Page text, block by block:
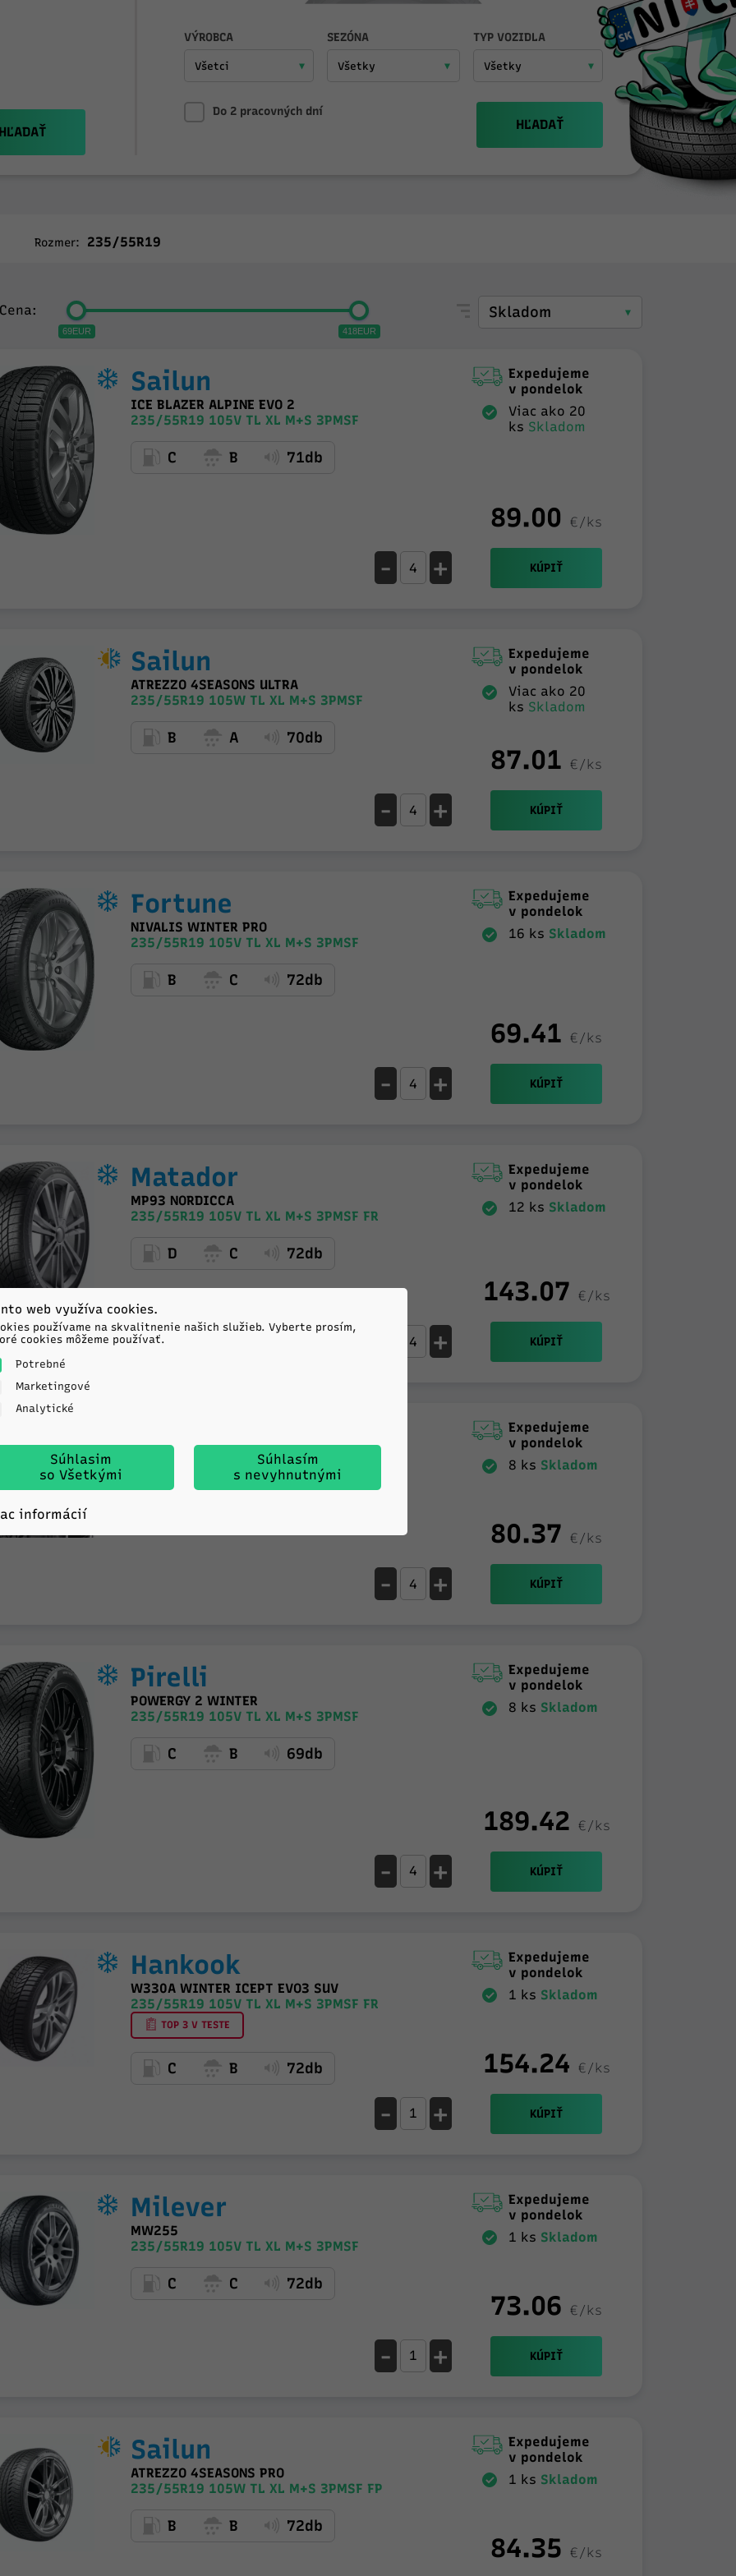
VÝROBCA SEZÓNA TYP VOZIDLA
Do 2 pracovných dní
HĽADAŤ
Rozmer: 235/55R19
69EUR 418EUR
Sailun
ICE BLAZER ALPINE EVO 2
235/55R19 105V TL XL M+S 3PMSF
C B 71db
Expedujeme
v pondelok
Viac ako 20
ks Skladom
89.00 €/ks
- + KÚPIŤ
Sailun
ATREZZO 4SEASONS ULTRA
235/55R19 105W TL XL M+S 3PMSF
B A 70db
Expedujeme
v pondelok
Viac ako 20
ks Skladom
87.01 €/ks
- + KÚPIŤ
Fortune
NIVALIS WINTER PRO
235/55R19 105V TL XL M+S 3PMSF
B C 72db
Expedujeme
v pondelok
16 ks Skladom
69.41 €/ks
- + KÚPIŤ
Matador
MP93 NORDICCA
235/55R19 105V TL XL M+S 3PMSF FR
D C 72db
Expedujeme
v pondelok
12 ks Skladom
143.07 €/ks
+ KÚPIŤ
235/55R19 105W TL XL M+S 3PMSF ZR
Expedujeme
v pondelok
8 ks Skladom
80.37 €/ks
- + KÚPIŤ
Pirelli
POWERGY 2 WINTER
235/55R19 105V TL XL M+S 3PMSF
C B 69db
Expedujeme
v pondelok
8 ks Skladom
189.42 €/ks
- + KÚPIŤ
Hankook
W330A WINTER ICEPT EVO3 SUV
235/55R19 105V TL XL M+S 3PMSF FR
TOP 3 V TESTE
C B 72db
Expedujeme
v pondelok
1 ks Skladom
154.24 €/ks
- + KÚPIŤ
Milever
MW255
235/55R19 105V TL XL M+S 3PMSF
C C 72db
Expedujeme
v pondelok
1 ks Skladom
73.06 €/ks
- + KÚPIŤ
Sailun
ATREZZO 4SEASONS PRO
235/55R19 105W TL XL M+S 3PMSF FP
B B 72db
Expedujeme
v pondelok
1 ks Skladom
84.35 €/ks
web využíva cookies.
používame na skvalitnenie našich služieb. Vyberte prosím,
cookies môžeme používať.
Potrebné
Marketingové
Analytické
Súhlasim
so Všetkými
Súhlasím
s nevyhnutnými
informácií